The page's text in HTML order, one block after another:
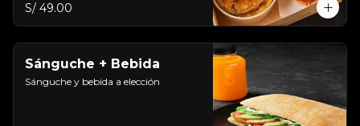
S/ 49.00
Sánguche + Bebida
Sánguche y bebida a elección